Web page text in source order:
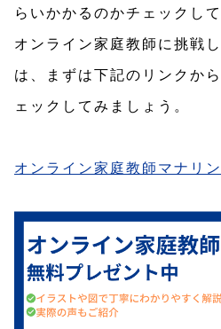
らいかかるのかチェックし
オンライン家庭教師に挑戦
は、まずは下記のリンクか
ェックしてみましょう。
オンライン家庭教師マナリ